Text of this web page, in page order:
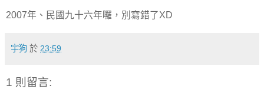
2007年、民國九十六年囉，別寫錯了XD
宇狗 於 23:59
1 則留言: